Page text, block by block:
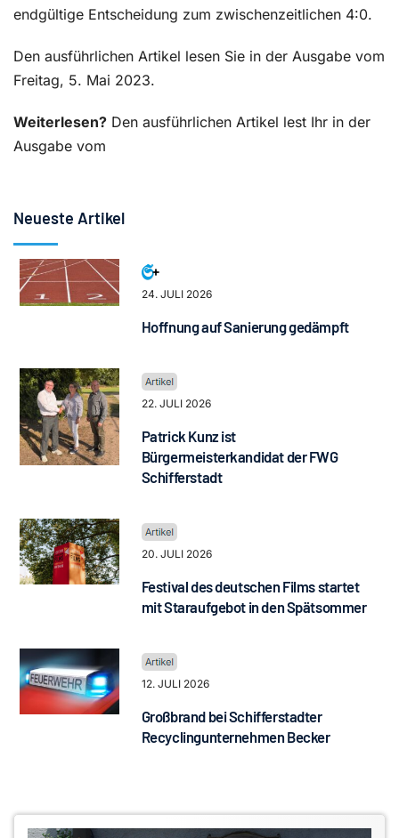
endgültige Entscheidung zum zwischenzeitlichen 4:0.
Den ausführlichen Artikel lesen Sie in der Ausgabe vom
Freitag, 5. Mai 2023.
Weiterlesen? Den ausführlichen Artikel lest Ihr in der
Ausgabe vom
Neueste Artikel
24. JULI 2026
Hoffnung auf Sanierung gedämpft
22. JULI 2026
Patrick Kunz ist
Bürgermeisterkandidat der FWG
Schifferstadt
20. JULI 2026
Festival des deutschen Films startet
mit Staraufgebot in den Spätsommer
12. JULI 2026
Großbrand bei Schifferstadter
Recyclingunternehmen Becker